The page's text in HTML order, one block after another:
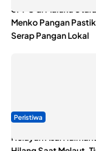
SPPG di Maluku
Menko Pangan
Serap Pangan Lokal
Peristiwa
Nelayan Asal